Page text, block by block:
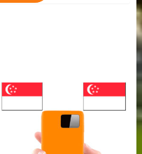
wifi dùng. Không
cả.
phù hợp cho các
ngoài. Pin thiết bị
lên đến 12 tiếng.